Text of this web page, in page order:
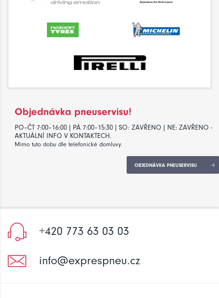
Objednávka pneuservisu!
PO–ČT 7:00–16:00 | PÁ 7:00–15:30 | SO: ZAVŘENO | NE: ZAVŘENO -
AKTUÁLNÍ INFO V KONTAKTECH.
Mimo tuto dobu dle telefonické domluvy.
OBJEDNÁVKA PNEUSERVISU
+420 773 63 03 03
info@exprespneu.cz